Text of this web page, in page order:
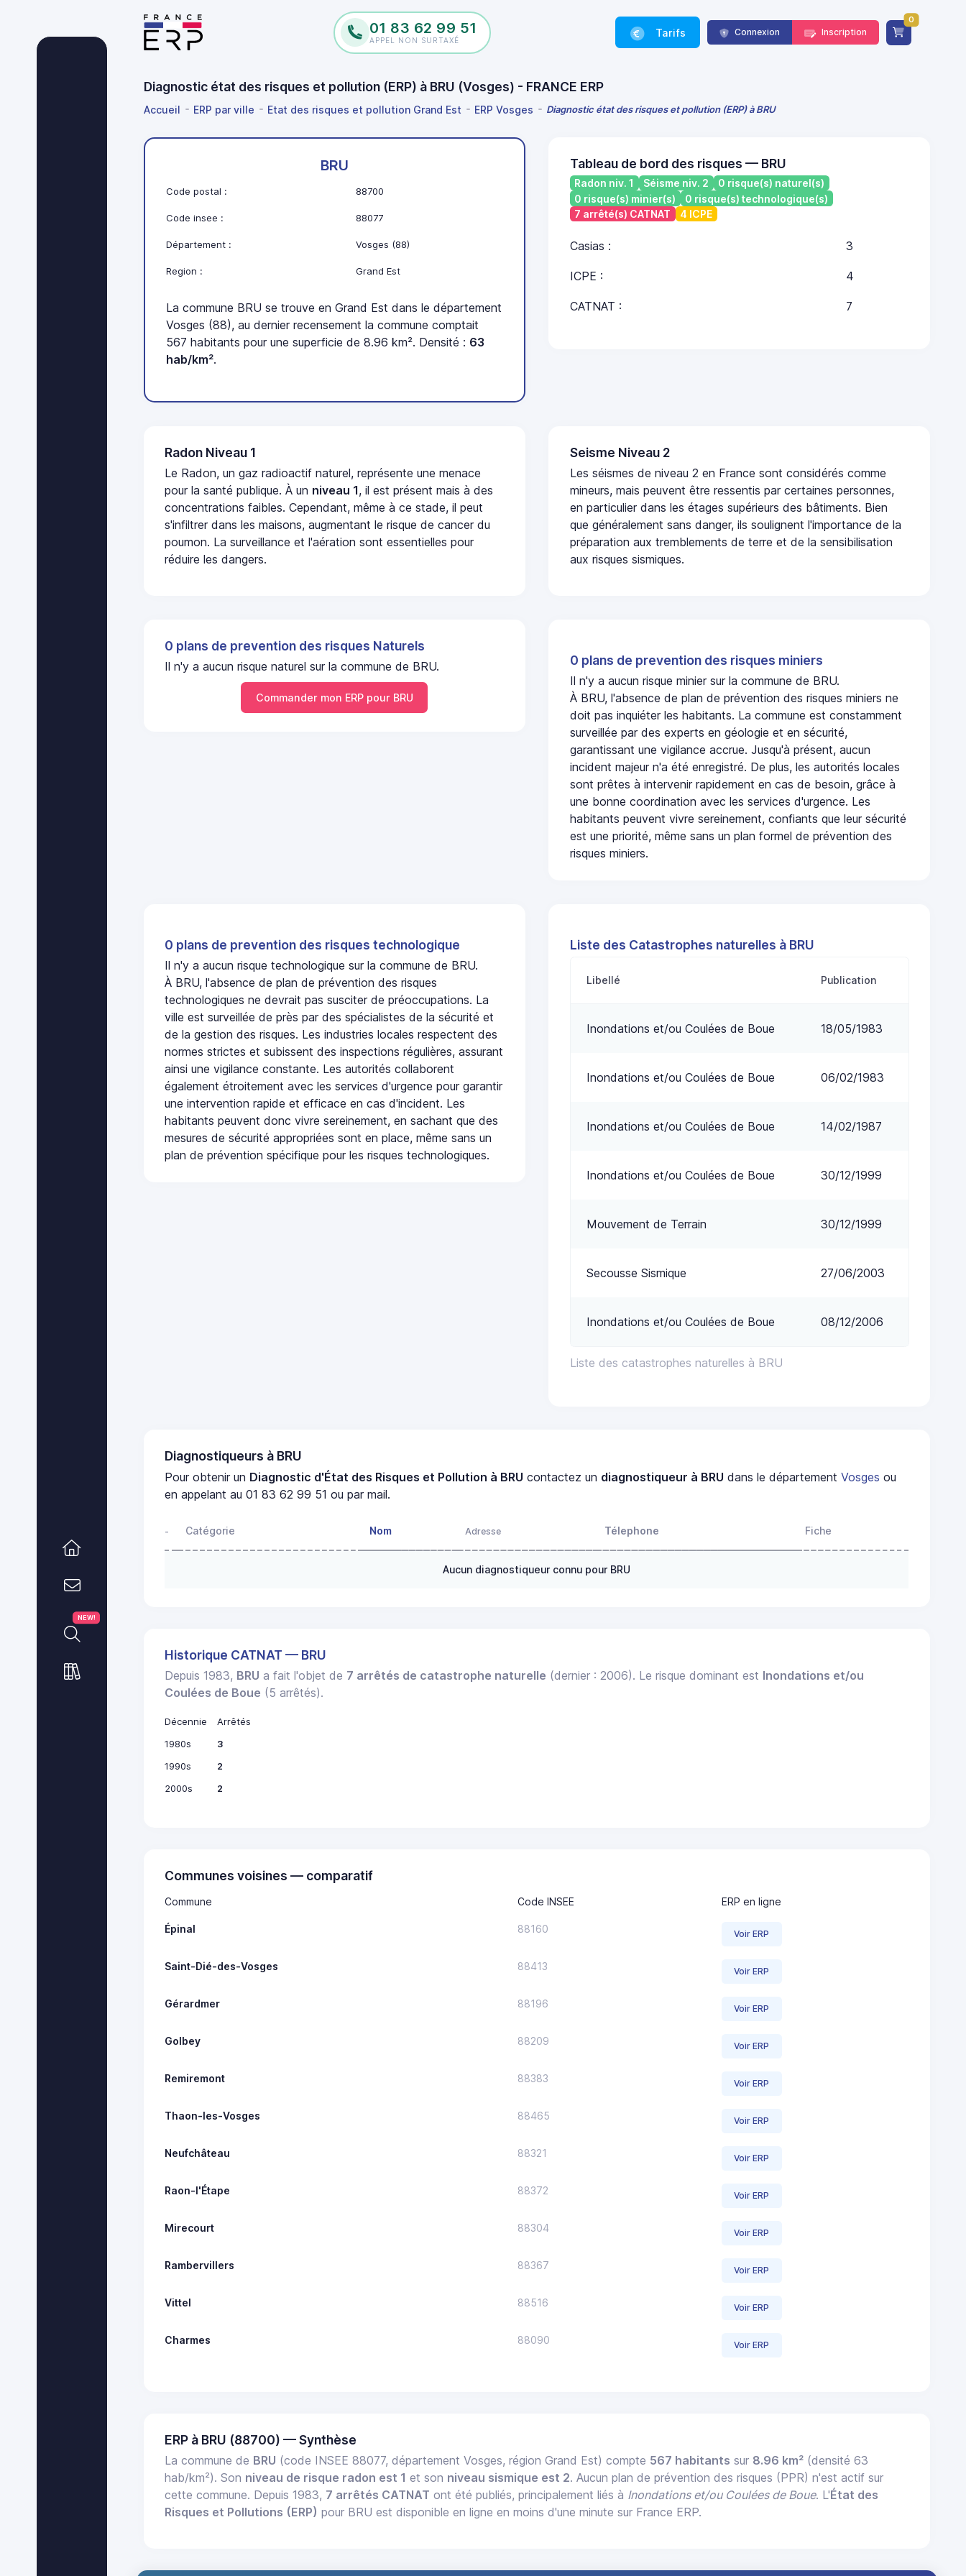
01 83 62 99 51
APPEL NON SURTAXÉ
Tarifs Connexion Inscription
0
Diagnostic état des risques et pollution (ERP) à BRU (Vosges) - FRANCE ERP
Accueil ERP par ville Etat des risques et pollution Grand Est ERP Vosges Diagnostic état des risques et pollution (ERP) à BRU
NEW!
BRU
Code postal : 88700
Code insee : 88077
Département : Vosges (88)
Region : Grand Est
La commune BRU se trouve en Grand Est dans le département
Vosges (88), au dernier recensement la commune comptait
567 habitants pour une superficie de 8.96 km². Densité : 63
hab/km².
Tableau de bord des risques — BRU
Radon niv. 1 Séisme niv. 2
0 risque(s) naturel(s)
0 risque(s) minier(s)
0 risque(s) technologique(s)
7 arrêté(s) CATNAT
4 ICPE
Casias : 3
ICPE : 4
CATNAT : 7
Radon Niveau 1
Le Radon, un gaz radioactif naturel, représente une menace
pour la santé publique. À un niveau 1, il est présent mais à des
concentrations faibles. Cependant, même à ce stade, il peut
s'infiltrer dans les maisons, augmentant le risque de cancer du
poumon. La surveillance et l'aération sont essentielles pour
réduire les dangers.
Seisme Niveau 2
Les séismes de niveau 2 en France sont considérés comme
mineurs, mais peuvent être ressentis par certaines personnes,
en particulier dans les étages supérieurs des bâtiments. Bien
que généralement sans danger, ils soulignent l'importance de la
préparation aux tremblements de terre et de la sensibilisation
aux risques sismiques.
0 plans de prevention des risques Naturels
Il n'y a aucun risque naturel sur la commune de BRU.
Commander mon ERP pour BRU
0 plans de prevention des risques miniers
Il n'y a aucun risque minier sur la commune de BRU.
À BRU, l'absence de plan de prévention des risques miniers ne
doit pas inquiéter les habitants. La commune est constamment
surveillée par des experts en géologie et en sécurité,
garantissant une vigilance accrue. Jusqu'à présent, aucun
incident majeur n'a été enregistré. De plus, les autorités locales
sont prêtes à intervenir rapidement en cas de besoin, grâce à
une bonne coordination avec les services d'urgence. Les
habitants peuvent vivre sereinement, confiants que leur sécurité
est une priorité, même sans un plan formel de prévention des
risques miniers.
0 plans de prevention des risques technologique
Il n'y a aucun risque technologique sur la commune de BRU.
À BRU, l'absence de plan de prévention des risques
technologiques ne devrait pas susciter de préoccupations. La
ville est surveillée de près par des spécialistes de la sécurité et
de la gestion des risques. Les industries locales respectent des
normes strictes et subissent des inspections régulières, assurant
ainsi une vigilance constante. Les autorités collaborent
également étroitement avec les services d'urgence pour garantir
une intervention rapide et efficace en cas d'incident. Les
habitants peuvent donc vivre sereinement, en sachant que des
mesures de sécurité appropriées sont en place, même sans un
plan de prévention spécifique pour les risques technologiques.
Liste des Catastrophes naturelles à BRU
Liste des catastrophes naturelles à BRU
Libellé Publication
Inondations et/ou Coulées de Boue 18/05/1983
Inondations et/ou Coulées de Boue 06/02/1983
Inondations et/ou Coulées de Boue 14/02/1987
Inondations et/ou Coulées de Boue 30/12/1999
Mouvement de Terrain 30/12/1999
Secousse Sismique 27/06/2003
Inondations et/ou Coulées de Boue 08/12/2006
Diagnostiqueurs à BRU
Pour obtenir un Diagnostic d'État des Risques et Pollution à BRU contactez un diagnostiqueur à BRU dans le départementVosges ou
en appelant au 01 83 62 99 51 ou par mail.
- Catégorie Nom Adresse Télephone Fiche
Aucun diagnostiqueur connu pour BRU
Historique CATNAT — BRU
Depuis 1983, BRU a fait l'objet de 7 arrêtés de catastrophe naturelle (dernier : 2006). Le risque dominant est Inondations et/ou
Coulées de Boue (5 arrêtés).
Décennie
Arrêtés
1980s
3
1990s
2
2000s
2
Communes voisines — comparatif
Commune Code INSEE ERP en ligne
Épinal 88160 Voir ERP
Saint-Dié-des-Vosges 88413 Voir ERP
Gérardmer 88196 Voir ERP
Golbey 88209 Voir ERP
Remiremont 88383 Voir ERP
Thaon-les-Vosges 88465 Voir ERP
Neufchâteau 88321 Voir ERP
Raon-l'Étape 88372 Voir ERP
Mirecourt 88304 Voir ERP
Rambervillers 88367 Voir ERP
Vittel 88516 Voir ERP
Charmes 88090 Voir ERP
ERP à BRU (88700) — Synthèse
La commune de BRU (code INSEE 88077, département Vosges, région Grand Est) compte 567 habitants sur 8.96 km² (densité 63
hab/km²). Son niveau de risque radon est 1 et son niveau sismique est 2. Aucun plan de prévention des risques (PPR) n'est actif sur
cette commune. Depuis 1983, 7 arrêtés CATNAT ont été publiés, principalement liés à Inondations et/ou Coulées de Boue. L'État des
Risques et Pollutions (ERP) pour BRU est disponible en ligne en moins d'une minute sur France ERP.